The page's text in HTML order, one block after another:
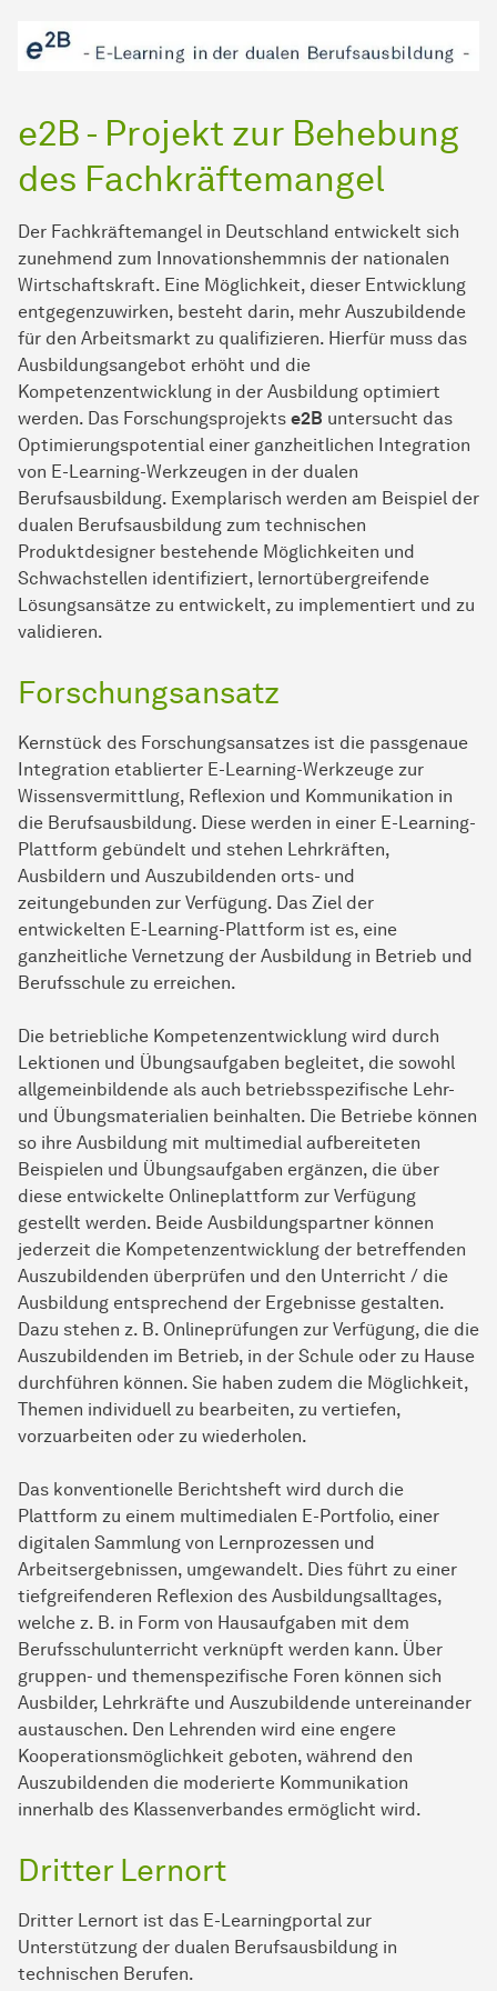
e2B - Projekt zur Behebung
des Fachkräftemangel
Der Fachkräftemangel in Deutschland entwickelt sich
zunehmend zum Innovationshemmnis der nationalen
Wirtschaftskraft. Eine Möglichkeit, dieser Entwicklung
entgegenzuwirken, besteht darin, mehr Auszubildende
für den Arbeitsmarkt zu qualifizieren. Hierfür muss das
Ausbildungsangebot erhöht und die
Kompetenzentwicklung in der Ausbildung optimiert
werden. Das Forschungsprojekts e2B untersucht das
Optimierungspotential einer ganzheitlichen Integration
von E-Learning-Werkzeugen in der dualen
Berufsausbildung. Exemplarisch werden am Beispiel der
dualen Berufsausbildung zum technischen
Produktdesigner bestehende Möglichkeiten und
Schwachstellen identifiziert, lernortübergreifende
Lösungsansätze zu entwickelt, zu implementiert und zu
validieren.
Forschungsansatz
Kernstück des Forschungsansatzes ist die passgenaue
Integration etablierter E-Learning-Werkzeuge zur
Wissensvermittlung, Reflexion und Kommunikation in
die Berufsausbildung. Diese werden in einer E-Learning-
Plattform gebündelt und stehen Lehrkräften,
Ausbildern und Auszubildenden orts- und
zeitungebunden zur Verfügung. Das Ziel der
entwickelten E-Learning-Plattform ist es, eine
ganzheitliche Vernetzung der Ausbildung in Betrieb und
Berufsschule zu erreichen.
Die betriebliche Kompetenzentwicklung wird durch
Lektionen und Übungsaufgaben begleitet, die sowohl
allgemeinbildende als auch betriebsspezifische Lehr-
und Übungsmaterialien beinhalten. Die Betriebe können
so ihre Ausbildung mit multimedial aufbereiteten
Beispielen und Übungsaufgaben ergänzen, die über
diese entwickelte Onlineplattform zur Verfügung
gestellt werden. Beide Ausbildungspartner können
jederzeit die Kompetenzentwicklung der betreffenden
Auszubildenden überprüfen und den Unterricht / die
Ausbildung entsprechend der Ergebnisse gestalten.
Dazu stehen z. B. Onlineprüfungen zur Verfügung, die die
Auszubildenden im Betrieb, in der Schule oder zu Hause
durchführen können. Sie haben zudem die Möglichkeit,
Themen individuell zu bearbeiten, zu vertiefen,
vorzuarbeiten oder zu wiederholen.
Das konventionelle Berichtsheft wird durch die
Plattform zu einem multimedialen E-Portfolio, einer
digitalen Sammlung von Lernprozessen und
Arbeitsergebnissen, umgewandelt. Dies führt zu einer
tiefgreifenderen Reflexion des Ausbildungsalltages,
welche z. B. in Form von Hausaufgaben mit dem
Berufsschulunterricht verknüpft werden kann. Über
gruppen- und themenspezifische Foren können sich
Ausbilder, Lehrkräfte und Auszubildende untereinander
austauschen. Den Lehrenden wird eine engere
Kooperationsmöglichkeit geboten, während den
Auszubildenden die moderierte Kommunikation
innerhalb des Klassenverbandes ermöglicht wird.
Dritter Lernort
Dritter Lernort ist das E-Learningportal zur
Unterstützung der dualen Berufsausbildung in
technischen Berufen.